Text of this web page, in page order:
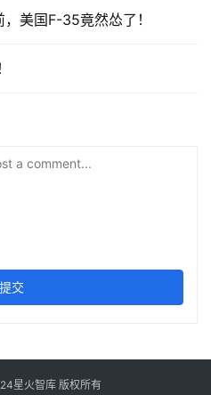
美国F-35竟然怂了！
a comment...
提交
星火智库 版权所有